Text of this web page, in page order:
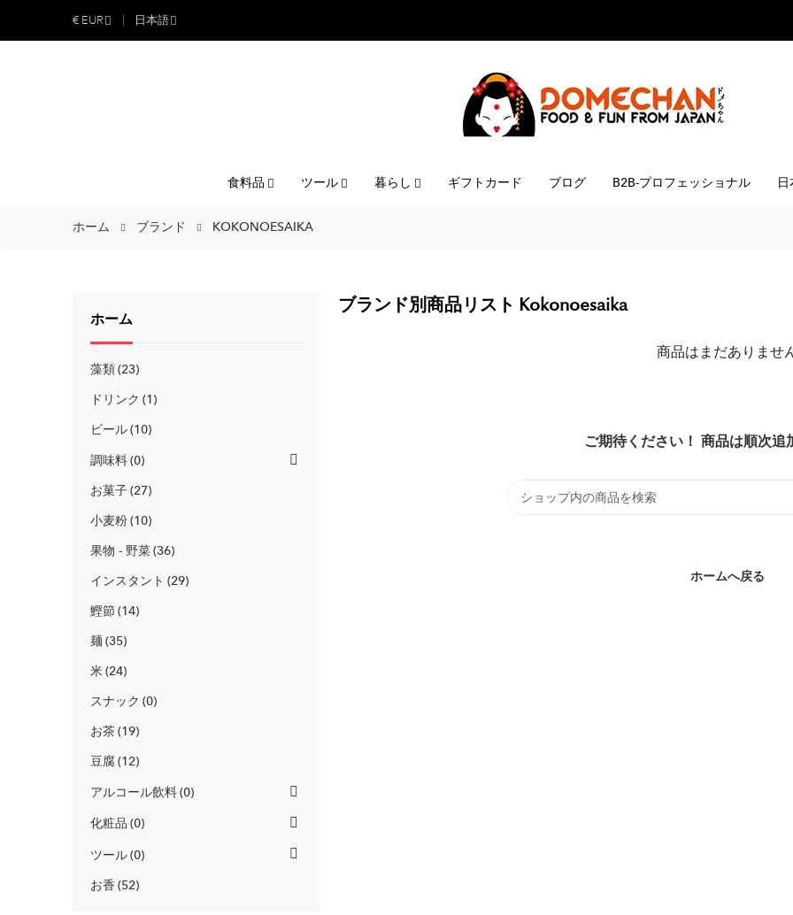
€ EUR 日本語
食料品 ツール 暮らし ギフトカード ブログ B2B-プロフェッショナル
ホーム ブランド KOKONOESAIKA
ホーム
藻類 23
ドリンク 1
ビール 10
調味料 0
お菓子 27
小麦粉 10
果物 - 野菜 36
インスタント 29
鰹節 14
麺 35
米 24
スナック 0
お茶 19
豆腐 12
アルコール飲料 0
化粧品 0
ツール 0
お香 52
ブランド別商品リスト Kokonoesaika
商品はまだありませ
ご期待ください！ 商品は順次追
ホームへ戻る